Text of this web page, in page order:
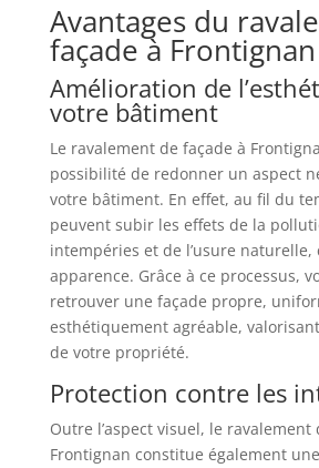
Avantages du
façade à Frontignan
Amélioration de
votre bâtiment
Le ravalement de façade à
possibilité de redonner un aspect
votre bâtiment. En effet, au fil du
peuvent subir les effets de la
intempéries et de l’usure
apparence. Grâce à ce processus,
retrouver une façade propre,
esthétiquement agréable,
de votre propriété.
Protection contre les
Outre l’aspect visuel, le ravalement
Frontignan constitue également